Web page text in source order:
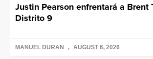
Justin Pearson enfrentará a Brent
Distrito 9
MANUEL DURAN AUGUST 6, 2026